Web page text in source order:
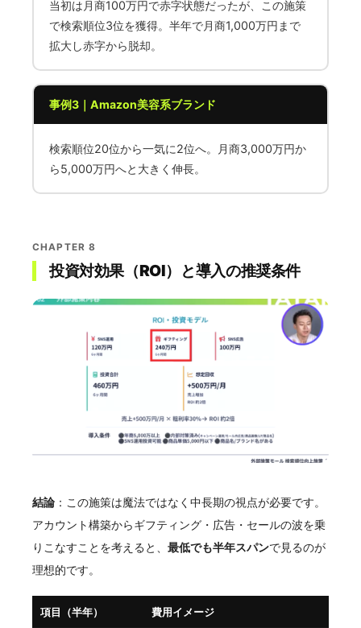
当初は月商100万円で赤字状態だったが、この施策
で検索順位3位を獲得。半年で月商1,000万円まで
拡大し赤字から脱却。
事例3｜Amazon美容系ブランド
検索順位20位から一気に2位へ。月商3,000万円か
ら5,000万円へと大きく伸長。
CHAPTER 8
投資対効果（ROI）と導入の推奨条件
結論：この施策は魔法ではなく中長期の視点が必要です。
アカウント構築からギフティング・広告・セールの波を乗
りこなすことを考えると、 最低でも半年スパンで見るのが
理想的です。
項目（半年） 費用イメージ